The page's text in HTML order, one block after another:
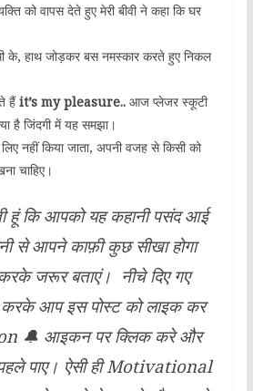
को वापस देते हुए मेरी बीवी ने कहा कि घर
के, हाथ जोड़कर बस नमस्कार करते हुए निकल
हैंit’s my pleasure..आज प्लेजर स्कूटी
है जिंदगी में यह समझा।
नहीं किया जाता, अपनी वजह से किसी को
चाहिए।
हूं कि आपको यह कहानी पसंद आई
से आपने काफ़ी कुछ सीखा होगा
जरूर बताएं। नीचे दिए गए
आप इस पोस्ट को लाइक कर
🔔 आइकन पर क्लिक करे और
पाए। ऐसी ही Motivational